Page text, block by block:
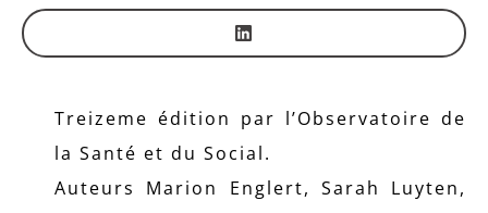
Treizeme édition par l’Observatoire de
la Santé et du Social.
Auteurs Marion Englert, Sarah Luyten,